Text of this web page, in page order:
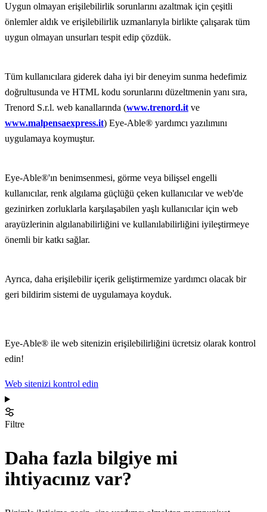
Uygun olmayan erişilebilirlik sorunlarını azaltmak için çeşitli
önlemler aldık ve erişilebilirlik uzmanlarıyla birlikte çalışarak tüm
uygun olmayan unsurları tespit edip çözdük.
Tüm kullanıcılara giderek daha iyi bir deneyim sunma hedefimiz
doğrultusunda ve HTML kodu sorunlarını düzeltmenin yanı sıra,
Trenord S.r.l. web kanallarında (www.trenord.it ve
www.malpensaexpress.it) Eye-Able® yardımcı yazılımını
uygulamaya koymuştur.
Eye-Able®'ın benimsenmesi, görme veya bilişsel engelli
kullanıcılar, renk algılama güçlüğü çeken kullanıcılar ve web'de
gezinirken zorluklarla karşılaşabilen yaşlı kullanıcılar için web
arayüzlerinin algılanabilirliğini ve kullanılabilirliğini iyileştirmeye
önemli bir katkı sağlar.
Ayrıca, daha erişilebilir içerik geliştirmemize yardımcı olacak bir
geri bildirim sistemi de uygulamaya koyduk.
Eye-Able® ile web sitenizin erişilebilirliğini ücretsiz olarak kontrol
edin!
Web sitenizi kontrol edin
Filtre
Daha fazla bilgiye mi
ihtiyacınız var?